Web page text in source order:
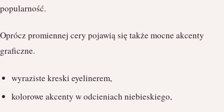
popularność.
Oprócz promiennej cery pojawią się także mocne akcenty
graficzne.
wyraziste kreski eyelinerem,
kolorowe akcenty w odcieniach niebieskiego,